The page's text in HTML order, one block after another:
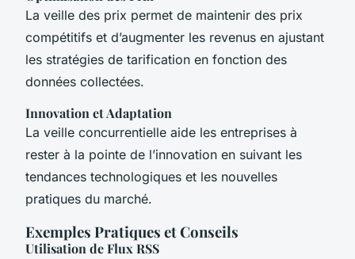
La veille des prix permet de maintenir des prix
compétitifs et d’augmenter les revenus en ajustant
les stratégies de tarification en fonction des
données collectées.
Innovation et Adaptation
La veille concurrentielle aide les entreprises à
rester à la pointe de l’innovation en suivant les
tendances technologiques et les nouvelles
pratiques du marché.
Exemples Pratiques et Conseils
Utilisation de Flux RSS